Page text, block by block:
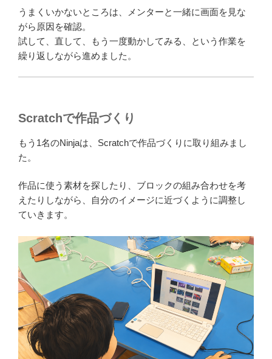
うまくいかないところは、メンターと一緒に画面を見な
がら原因を確認。
試して、直して、もう一度動かしてみる、という作業を
繰り返しながら進めました。
Scratchで作品づくり
もう1名のNinjaは、Scratchで作品づくりに取り組みまし
た。
作品に使う素材を探したり、ブロックの組み合わせを考
えたりしながら、自分のイメージに近づくように調整し
ていきます。